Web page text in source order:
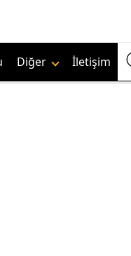
Diğer İletişim